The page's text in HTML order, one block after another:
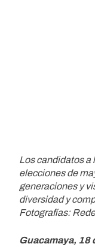
Los candidatos a
elecciones de
generaciones y
diversidad y
Fotografías:
Guacamaya, 18